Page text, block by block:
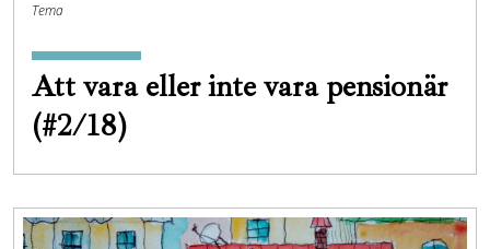
Tema
Att vara eller inte vara pensionär
(#2/18)